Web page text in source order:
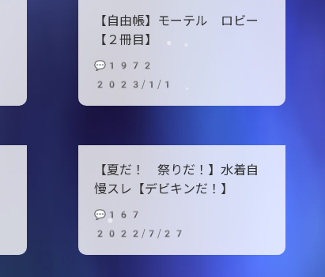
【自由帳】モーテル ロビー
【２冊目】
💬1972
2023/1/1
【夏だ！ 祭りだ！】水着自
慢スレ【デビキンだ！】
💬167
2022/7/27